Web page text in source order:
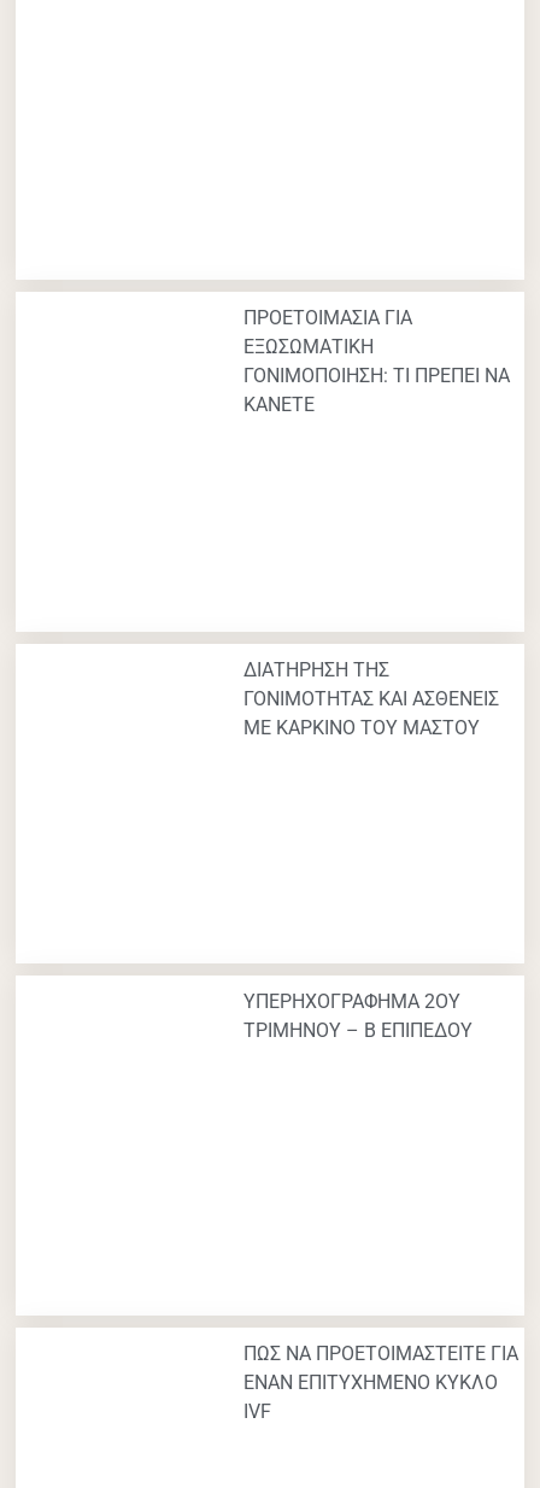
ΠΡΟΕΤΟΙΜΑΣΙΑ ΓΙΑ
ΕΞΩΣΩΜΑΤΙΚΗ
ΓΟΝΙΜΟΠΟΙΗΣΗ: ΤΙ ΠΡΕΠΕΙ ΝΑ
ΚΑΝΕΤΕ
ΔΙΑΤΗΡΗΣΗ ΤΗΣ
ΓΟΝΙΜΟΤΗΤΑΣ ΚΑΙ ΑΣΘΕΝΕΙΣ
ΜΕ ΚΑΡΚΙΝΟ ΤΟΥ ΜΑΣΤΟΥ
ΥΠΕΡΗΧΟΓΡΑΦΗΜΑ 2ΟΥ
ΤΡΙΜΗΝΟΥ – Β ΕΠΙΠΕΔΟΥ
ΠΩΣ ΝΑ ΠΡΟΕΤΟΙΜΑΣΤΕΙΤΕ ΓΙΑ
ΕΝΑΝ ΕΠΙΤΥΧΗΜΕΝΟ ΚΥΚΛΟ
IVF